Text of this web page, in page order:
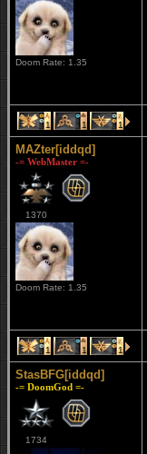
Doom Rate: 1.35
1 1 1
MAZter[iddqd]
-= WebMaster =-
1370
Doom Rate: 1.35
1 1 1
StasBFG[iddqd]
-= DoomGod =-
1734